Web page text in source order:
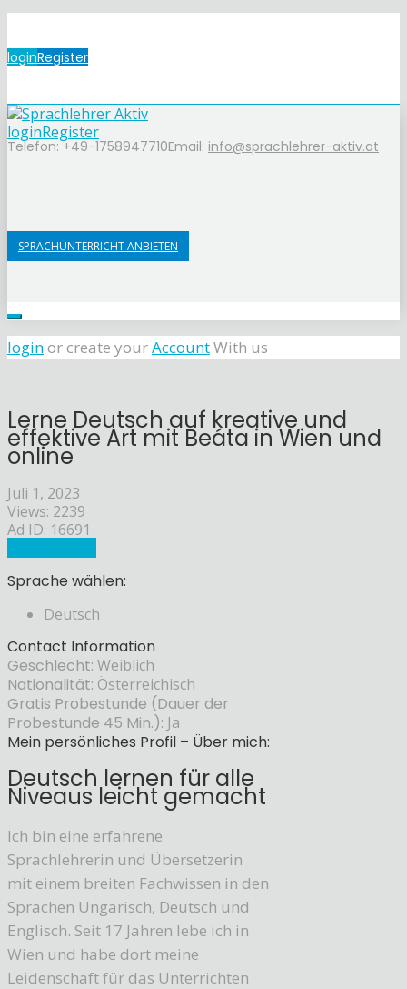
loginRegister
Telefon: +49-1758947710Email: info@sprachlehrer-aktiv.at
loginRegister
SPRACHUNTERRICHT ANBIETEN
loginor create yourAccountWith us
Lerne Deutsch auf kreative und
effektive Art mit Beáta in Wien und
online
Juli 1, 2023
Views: 2239
Ad ID: 16691
Sprache wählen:
Deutsch
Contact Information
Geschlecht: Weiblich
Nationalität: Österreichisch
Gratis Probestunde (Dauer der
Probestunde 45 Min.): Ja
Mein persönliches Profil – Über mich:
Deutsch lernen für alle
Niveaus leicht gemacht
Ich bin eine erfahrene
Sprachlehrerin und Übersetzerin
mit einem breiten Fachwissen in den
Sprachen Ungarisch, Deutsch und
Englisch. Seit 17 Jahren lebe ich in
Wien und habe dort meine
Leidenschaft für das Unterrichten